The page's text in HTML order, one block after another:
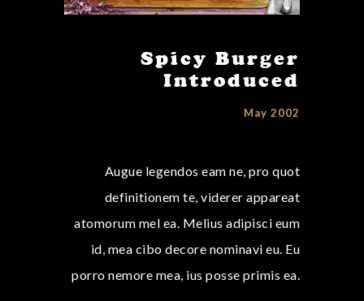
Spicy Burger
Introduced
May 2002
Augue legendos eam ne, pro quot
definitionem te, viderer appareat
atomorum mel ea. Melius adipisci eum
id, mea cibo decore nominavi eu. Eu
porro nemore mea, ius posse primis ea.